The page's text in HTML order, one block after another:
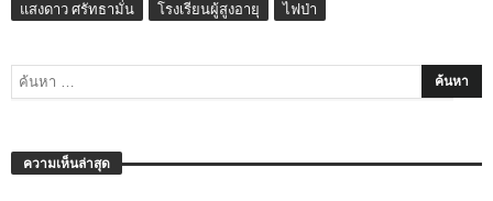
แสงดาว ศรัทธามั่น
โรงเรียนผู้สูงอายุ ไฟป่า
ความเห็นล่าสุด